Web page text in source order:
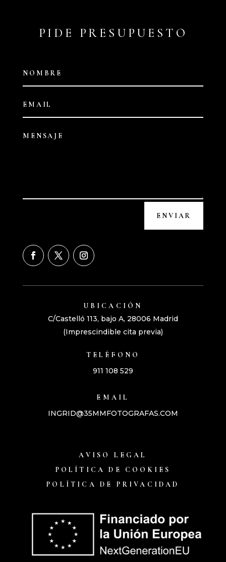
PIDE PRESUPUESTO
ENVIAR
UBICACIÓN
C/Castelló 113, bajo A, 28006 Madrid
(Imprescindible cita previa)
TELÉFONO
911 108 529
EMAIL
INGRID@35MMFOTOGRAFAS.COM
AVISO LEGAL
POLÍTICA DE COOKIES
POLÍTICA DE PRIVACIDAD